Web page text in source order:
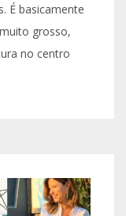
É basicamente
grosso,
no centro